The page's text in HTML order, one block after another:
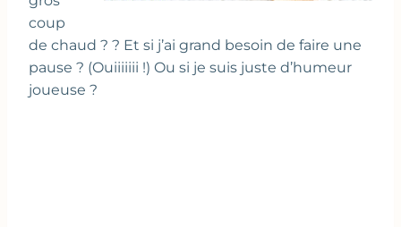
coup
de chaud ? ? Et si j’ai grand besoin de faire une
pause ? (Ouiiiiiii !) Ou si je suis juste d’humeur
joueuse ?